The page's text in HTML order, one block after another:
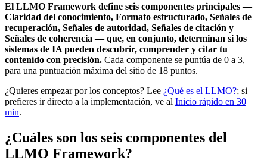
El LLMO Framework define seis componentes principales —
Claridad del conocimiento, Formato estructurado, Señales de
recuperación, Señales de autoridad, Señales de citación y
Señales de coherencia — que, en conjunto, determinan si los
sistemas de IA pueden descubrir, comprender y citar tu
contenido con precisión. Cada componente se puntúa de 0 a 3,
para una puntuación máxima del sitio de 18 puntos.
¿Quieres empezar por los conceptos? Lee ¿Qué es el LLMO?; si
prefieres ir directo a la implementación, ve al Inicio rápido en 30
min.
¿Cuáles son los seis componentes del
LLMO Framework?